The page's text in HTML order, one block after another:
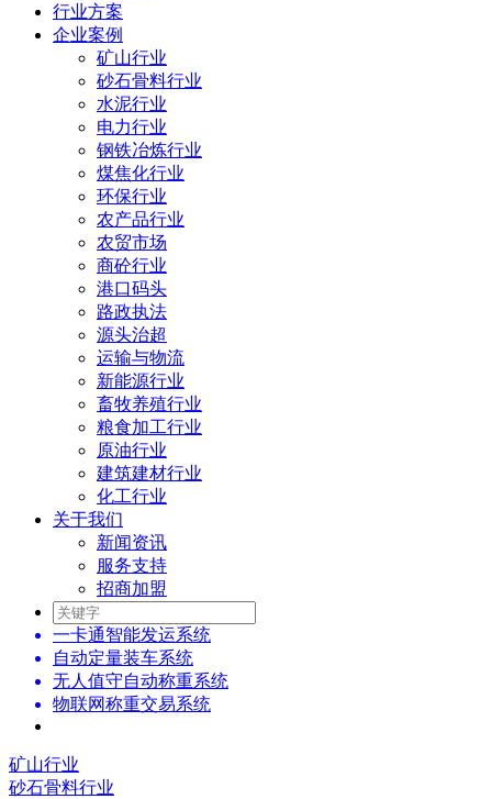
行业方案
企业案例
矿山行业
砂石骨料行业
水泥行业
电力行业
钢铁冶炼行业
煤焦化行业
环保行业
农产品行业
农贸市场
商砼行业
港口码头
路政执法
源头治超
运输与物流
新能源行业
畜牧养殖行业
粮食加工行业
原油行业
建筑建材行业
化工行业
关于我们
新闻资讯
服务支持
招商加盟
一卡通智能发运系统
自动定量装车系统
无人值守自动称重系统
物联网称重交易系统
矿山行业
砂石骨料行业